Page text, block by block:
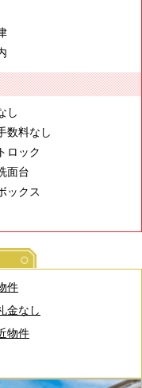
し
数料なし
ロック
面台
ックス
件
金なし
物件